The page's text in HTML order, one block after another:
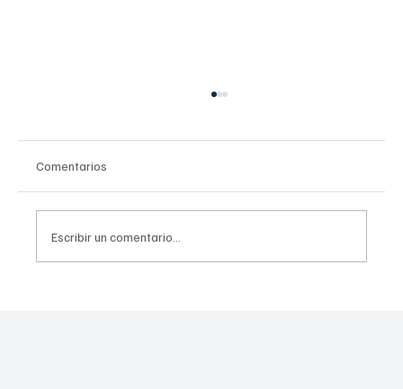
Comentarios
Escribir un comentario...